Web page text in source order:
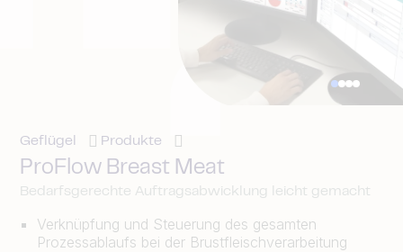
Geflügel Produkte
ProFlow Breast Meat
Bedarfsgerechte Auftragsabwicklung leicht gemacht
Verknüpfung und Steuerung des gesamten
Prozessablaufs bei der Brustfleischverarbeitung